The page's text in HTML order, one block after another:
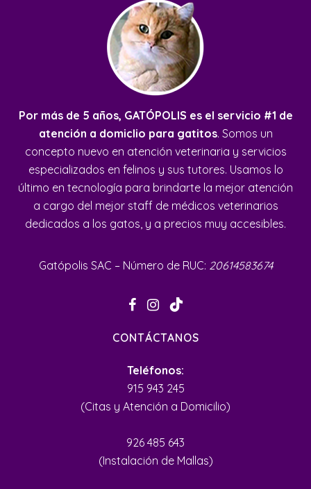
Por más de 5 años, GATÓPOLIS es el servicio #1 de
atención a domiclio para gatitos. Somos un
concepto nuevo en atención veterinaria y servicios
especializados en felinos y sus tutores. Usamos lo
último en tecnología para brindarte la mejor atención
a cargo del mejor staff de médicos veterinarios
dedicados a los gatos, y a precios muy accesibles.
Gatópolis SAC – Número de RUC: 20614583674
CONTÁCTANOS
Teléfonos:
915 943 245
(Citas y Atención a Domicilio)
926 485 643
(Instalación de Mallas)